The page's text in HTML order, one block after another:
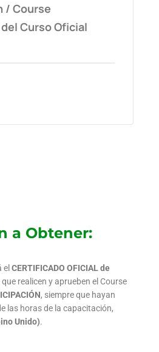
/ Course
Curso Oficial
a Obtener:
CERTIFICADO OFICIAL de
realicen y aprueben el Course
, siempre que hayan
las horas de la capacitación,
Unido).